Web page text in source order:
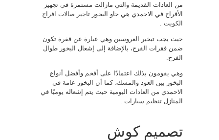
من العادات القديمة والتي مازالت مستمرة في تجهيز
الأفراح في الاحمدي هي حاو البخور تاجير صالات افراج
الكويت
حيث يجب تبخير العروسين وهي عبارة عن فقرة تكون
ضمن فقرات الفرح، بالإضافة إلى إشعال البخور طوال
الفرح.
وهي يقومون بذلك اعتمادًا على أفخم وأفضل أنواع
البخور بين العود والمسك، كما أن البخور عامة في
الاحمدي من العادات اليومية حيث يتم إشعاله يوميًا في
المنازل تنظيم سيارات
تصميم كوش